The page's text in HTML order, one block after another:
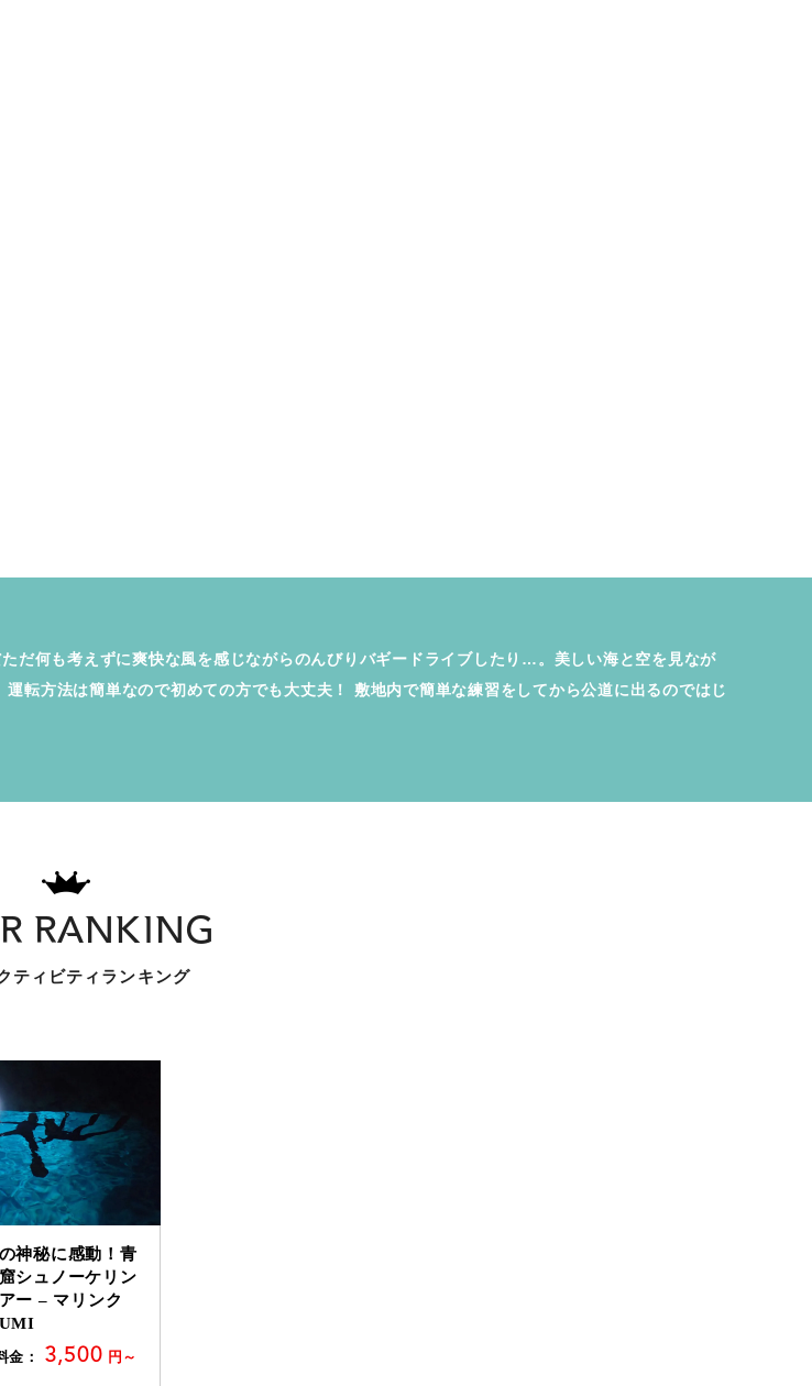
だ何も考えずに爽快な風を感じながらのんびりバギードライブしたり…。美しい海と空を見なが
転方法は簡単なので初めての方でも大丈夫！ 敷地内で簡単な練習をしてから公道に出るのではじ
RANKING
ティビティランキング
神秘に感動！青
シュノーケリン
ー – マリンク
金： 3,500 円～